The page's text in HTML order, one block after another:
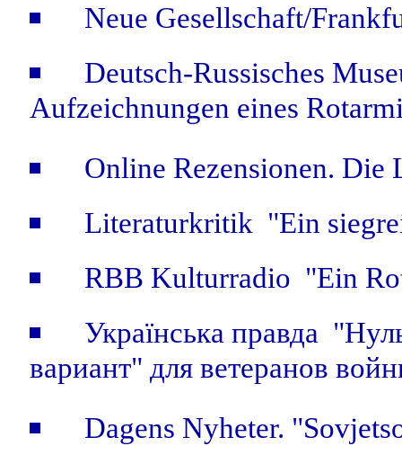
Neue Gesellschaft/
Deutsch-Russisches
Aufzeichnungen eines
Online Rezensionen. Die
Literaturkritik "Ein
RBB Kulturradio "Ein
Українська правда
вариант" для ветеранов
Dagens Nyheter.